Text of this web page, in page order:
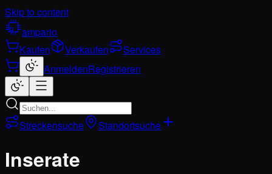
Skip to content
ampario
Kaufen
Verkaufen
Services
AnmeldenRegistrieren
Streckensuche Standortsuche
Inserate